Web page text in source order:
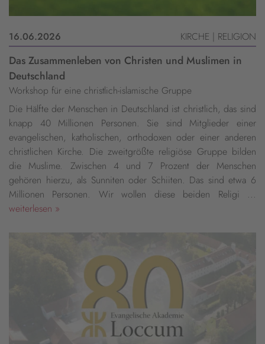
16.06.2026 KIRCHE | RELIGION
Das Zusammenleben von Christen und Muslimen in
Deutschland
Workshop für eine christlich-islamische Gruppe
Die Hälfte der Menschen in Deutschland ist christlich, das sind
knapp 40 Millionen Personen. Sie sind Mitglieder einer
evangelischen, katholischen, orthodoxen oder einer anderen
christlichen Kirche. Die zweitgrößte religiöse Gruppe bilden
die Muslime. Zwischen 4 und 7 Prozent der Menschen
gehören hierzu, als Sunniten oder Schiiten. Das sind etwa 6
Millionen Personen. Wir wollen diese beiden Religi ...
weiterlesen »